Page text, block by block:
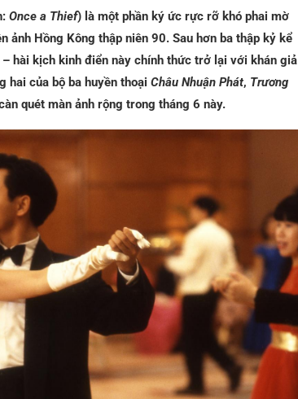
Once a Thief) là một phần ký ức rực rỡ khó phai mờ
Hồng Kông thập niên 90. Sau hơn ba thập kỷ kể
hài kịch kinh điển này chính thức trở lại với khán giả
hai của bộ ba huyền thoại Châu Nhuận Phát, Trương
quét màn ảnh rộng trong tháng 6 này.